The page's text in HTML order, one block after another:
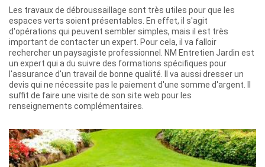
Les travaux de débroussaillage sont très utiles pour que les
espaces verts soient présentables. En effet, il s'agit
d'opérations qui peuvent sembler simples, mais il est très
important de contacter un expert. Pour cela, il va falloir
rechercher un paysagiste professionnel. NM Entretien Jardin est
un expert qui a du suivre des formations spécifiques pour
l'assurance d'un travail de bonne qualité. Il va aussi dresser un
devis qui ne nécessite pas le paiement d'une somme d'argent. Il
suffit de faire une visite de son site web pour les
renseignements complémentaires.